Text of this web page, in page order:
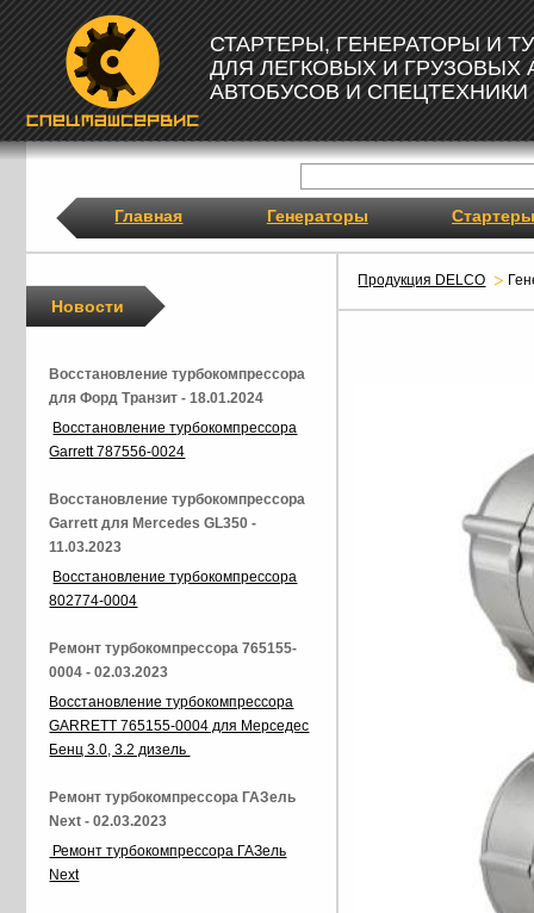
СТАРТЕРЫ, ГЕНЕРАТОРЫ И
ДЛЯ ЛЕГКОВЫХ И ГРУЗОВЫХ
АВТОБУСОВ И СПЕЦТЕХНИКИ
Главная Генераторы Стартеры
Продукция DELCO
Новости
Восстановление турбокомпрессора
для Форд Транзит - 18.01.2024
Восстановление турбокомпрессора
Garrett 787556-0024
Восстановление турбокомпрессора
Garrett для Mercedes GL350 -
11.03.2023
Восстановление турбокомпрессора
802774-0004
Ремонт турбокомпрессора 765155-
0004 - 02.03.2023
Восстановление турбокомпрессора
GARRETT 765155-0004 для Мерседес
Бенц 3.0, 3.2 дизель
Ремонт турбокомпрессора ГАЗель
Next - 02.03.2023
Ремонт турбокомпрессора ГАЗель
Next